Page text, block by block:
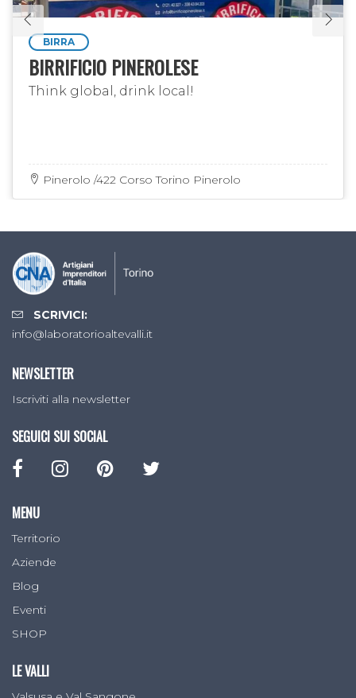
BIRRA
BIRRIFICIO PINEROLESE
Think global, drink local!
Pinerolo /422 Corso Torino Pinerolo
SCRIVICI:
info@laboratorioaltevalli.it
NEWSLETTER
Iscriviti alla newsletter
SEGUICI SUI SOCIAL
MENU
Territorio
Aziende
Blog
Eventi
SHOP
LE VALLI